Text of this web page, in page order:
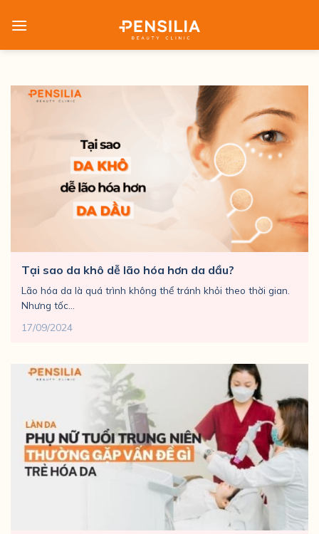
Tại sao da khô dễ lão hóa hơn da dầu?
Lão hóa da là quá trình không thể tránh khỏi theo thời gian.
Nhưng tốc...
17/09/2024